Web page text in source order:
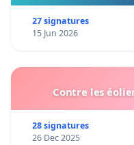
27 signatures
15 Jun 2026
Contre les
28 signatures
26 Dec 2025